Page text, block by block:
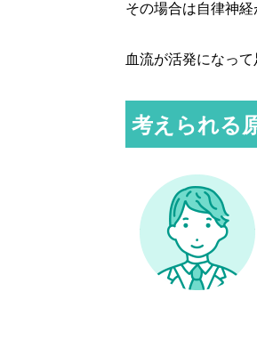
その場合は自律神
血流が活発になっ
考えられる